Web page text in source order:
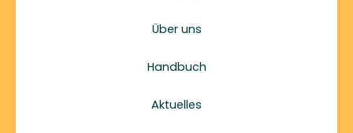
Über uns
Handbuch
Aktuelles